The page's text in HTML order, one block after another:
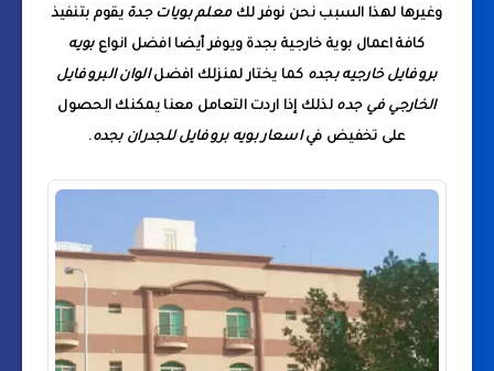
وغيرها لهذا السبب نحن نوفر لكمعلم بويات جدة يقوم بتنفيذ
كافة اعمال بوية خارجية بجدة ويوفر أيضا افضل انواعبويه
بروفايل خارجيه بجده كما يختار لمنزلك افضلالوان البروفايل
الخارجي في جده لذلك إذا اردت التعامل معنا يمكنك الحصول
على تخفيض فياسعار بويه بروفايل للجدران بجده.